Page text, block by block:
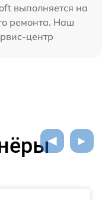
выполняется на
ремонта. Наш
центр